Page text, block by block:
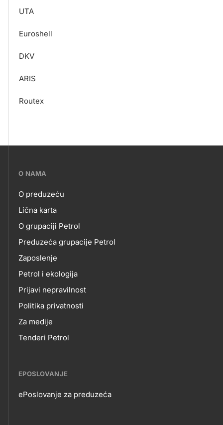
UTA
Euroshell
DKV
ARIS
Routex
???
skupno.footer-
title???
O NAMA
O
NAMA
O preduzeću
Lična karta
O grupaciji Petrol
Preduzeća grupacije Petrol
Zaposlenje
Petrol i ekologija
Prijavi nepravilnost
Politika privatnosti
Za medije
Tenderi Petrol
EPOSLOVANJE
ePoslovanje za preduzeća